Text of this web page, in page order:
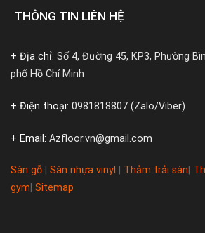
THÔNG TIN LIÊN HỆ
+ Địa chỉ: Số 4, Đường 45, KP3, Phường
phố Hồ Chí Minh
+ Điện thoại: 0981818807 (Zalo/Viber)
+ Email: Azfloor.vn@gmail.com
Sàn gỗ Sàn nhựa vinyl Thảm trải sàn
gym Sitemap